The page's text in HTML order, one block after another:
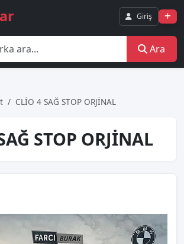
Giriş
Ara
CLİO 4 SAĞ STOP ORJİNAL
STOP ORJİNAL